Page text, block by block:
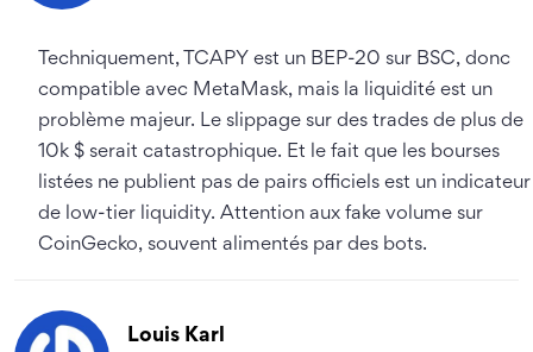
Techniquement, TCAPY est un BEP-20 sur BSC, donc
compatible avec MetaMask, mais la liquidité est un
problème majeur. Le slippage sur des trades de plus de
10k $ serait catastrophique. Et le fait que les bourses
listées ne publient pas de pairs officiels est un indicateur
de low-tier liquidity. Attention aux fake volume sur
CoinGecko, souvent alimentés par des bots.
Louis Karl